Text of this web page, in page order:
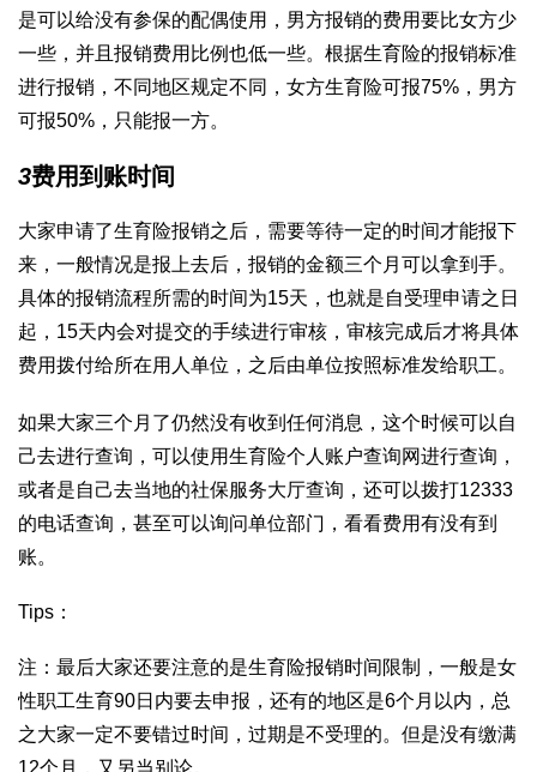
是可以给没有参保的配偶使用，男方报销的费用要比女方少
一些，并且报销费用比例也低一些。根据生育险的报销标准
进行报销，不同地区规定不同，女方生育险可报75%，男方
可报50%，只能报一方。
3费用到账时间
大家申请了生育险报销之后，需要等待一定的时间才能报下
来，一般情况是报上去后，报销的金额三个月可以拿到手。
具体的报销流程所需的时间为15天，也就是自受理申请之日
起，15天内会对提交的手续进行审核，审核完成后才将具体
费用拨付给所在用人单位，之后由单位按照标准发给职工。
如果大家三个月了仍然没有收到任何消息，这个时候可以自
己去进行查询，可以使用生育险个人账户查询网进行查询，
或者是自己去当地的社保服务大厅查询，还可以拨打12333
的电话查询，甚至可以询问单位部门，看看费用有没有到
账。
Tips：
注：最后大家还要注意的是生育险报销时间限制，一般是女
性职工生育90日内要去申报，还有的地区是6个月以内，总
之大家一定不要错过时间，过期是不受理的。但是没有缴满